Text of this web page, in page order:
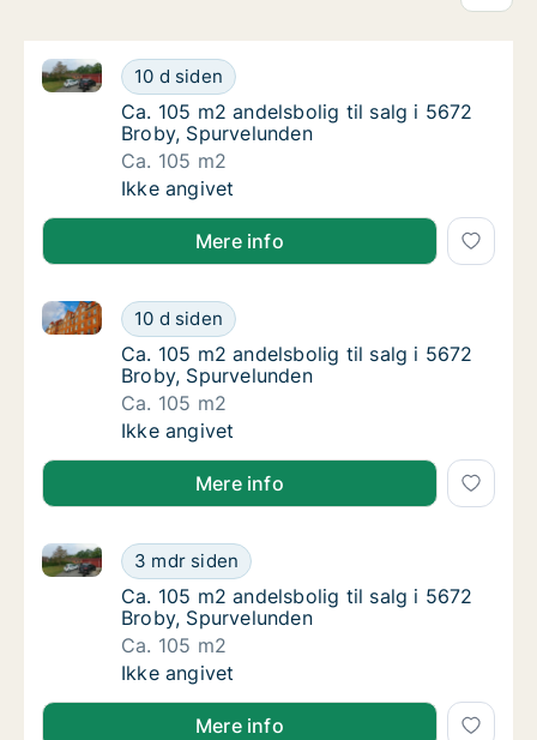
Ca. 105 m2 andelsbolig til salg i 5672
10 d siden
Ca. 105 m2 andelsbolig til salg i 5672 Broby,
Ca. 105 m2 andelsbolig til salg i 5672
Ca. 105 m2 andelsbolig til salg i 5672
Broby, Spurvelunden
Ca. 105 m2
Ca. 105 m2 andelsbolig til salg i 5672
Ikke angivet
Mere info
Ca. 105 m2 andelsbolig til salg i 5672
10 d siden
Ca. 105 m2 andelsbolig til salg i 5672 Broby,
Ca. 105 m2 andelsbolig til salg i 5672
Ca. 105 m2 andelsbolig til salg i 5672
Broby, Spurvelunden
Ca. 105 m2
Ca. 105 m2 andelsbolig til salg i 5672
Ikke angivet
Mere info
Ca. 105 m2 andelsbolig til salg i 5672
3 mdr siden
Ca. 105 m2 andelsbolig til salg i 5672 Broby,
Ca. 105 m2 andelsbolig til salg i 5672
Ca. 105 m2 andelsbolig til salg i 5672
Broby, Spurvelunden
Ca. 105 m2
Ca. 105 m2 andelsbolig til salg i 5672
Ikke angivet
Mere info